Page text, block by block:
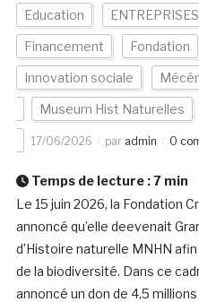
Education ENTREPRISES
Financement Fondation
Innovation sociale
Museum Hist Naturelles
17/06/2026 par admin 0
Temps de lecture :7 min
Le 15 juin 2026, la Fondation
annoncé qu’elle deevenait
d’Histoire naturelle MNHN
de la biodiversité. Dans ce
annoncé un don de 4,5